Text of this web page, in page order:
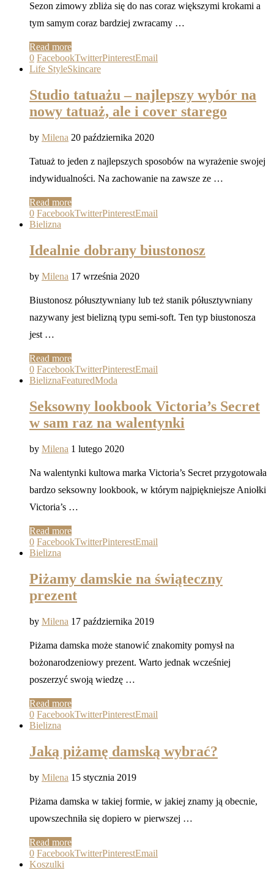
Sezon zimowy zbliża się do nas coraz większymi krokami a
tym samym coraz bardziej zwracamy …
Read more
0 FacebookTwitterPinterestEmail
Life StyleSkincare
Studio tatuażu – najlepszy wybór na
nowy tatuaż, ale i cover starego
by Milena 20 października 2020
Tatuaż to jeden z najlepszych sposobów na wyrażenie swojej
indywidualności. Na zachowanie na zawsze ze …
Read more
0 FacebookTwitterPinterestEmail
Bielizna
Idealnie dobrany biustonosz
by Milena 17 września 2020
Biustonosz półusztywniany lub też stanik półusztywniany
nazywany jest bielizną typu semi-soft. Ten typ biustonosza
jest …
Read more
0 FacebookTwitterPinterestEmail
BieliznaFeaturedModa
Seksowny lookbook Victoria’s Secret
w sam raz na walentynki
by Milena 1 lutego 2020
Na walentynki kultowa marka Victoria’s Secret przygotowała
bardzo seksowny lookbook, w którym najpiękniejsze Aniołki
Victoria’s …
Read more
0 FacebookTwitterPinterestEmail
Bielizna
Piżamy damskie na świąteczny
prezent
by Milena 17 października 2019
Piżama damska może stanowić znakomity pomysł na
bożonarodzeniowy prezent. Warto jednak wcześniej
poszerzyć swoją wiedzę …
Read more
0 FacebookTwitterPinterestEmail
Bielizna
Jaką piżamę damską wybrać?
by Milena 15 stycznia 2019
Piżama damska w takiej formie, w jakiej znamy ją obecnie,
upowszechniła się dopiero w pierwszej …
Read more
0 FacebookTwitterPinterestEmail
Koszulki